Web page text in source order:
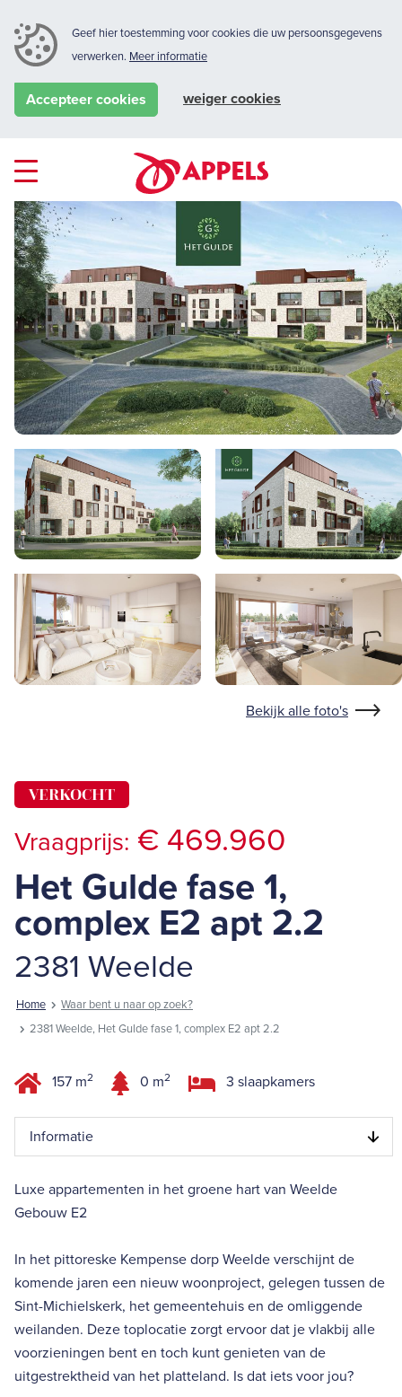
Geef hier toestemming voor cookies die uw persoonsgegevens
verwerken. Meer informatie
Accepteer cookies weiger cookies
Bekijk alle foto's
VERKOCHT
Vraagprijs: € 469.960
Het Gulde fase 1,
complex E2 apt 2.2
2381 Weelde
Home
Waar bent u naar op zoek?
2381 Weelde, Het Gulde fase 1, complex E2 apt 2.2
157 m2 0 m2 3 slaapkamers
Informatie
Luxe appartementen in het groene hart van Weelde
Gebouw E2
In het pittoreske Kempense dorp Weelde verschijnt de
komende jaren een nieuw woonproject, gelegen tussen de
Sint-Michielskerk, het gemeentehuis en de omliggende
weilanden. Deze toplocatie zorgt ervoor dat je vlakbij alle
voorzieningen bent en toch kunt genieten van de
uitgestrektheid van het platteland. Is dat iets voor jou?